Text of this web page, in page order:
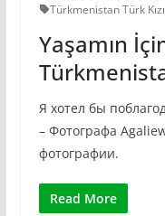
Türkmenistan Türk Kızı
Yaşamın
Я хотел бы
– Фотографа
фотографии.
Read More